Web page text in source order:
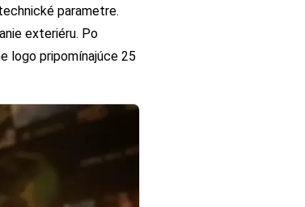
parametre.
exteriéru. Po
logo pripomínajúce 25